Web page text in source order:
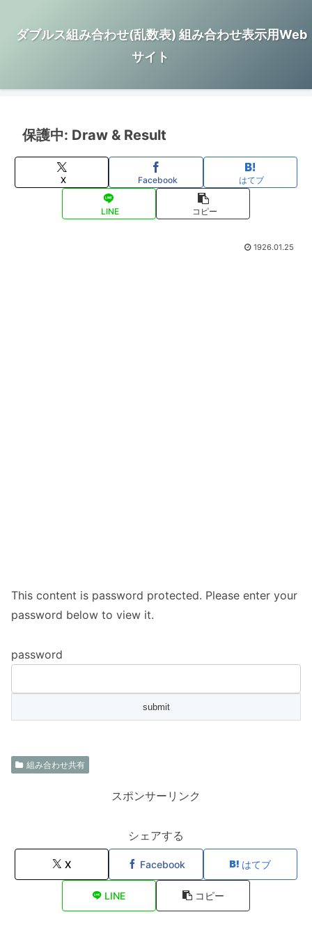
ダブルス組み合わせ(乱数表) 組み合わせ表示用Web
サイト
保護中: Draw & Result
X Facebook はてブ
LINE コピー
1926.01.25
This content is password protected. Please enter your
password below to view it.
password
組み合わせ共有
スポンサーリンク
シェアする
X Facebook はてブ
LINE コピー